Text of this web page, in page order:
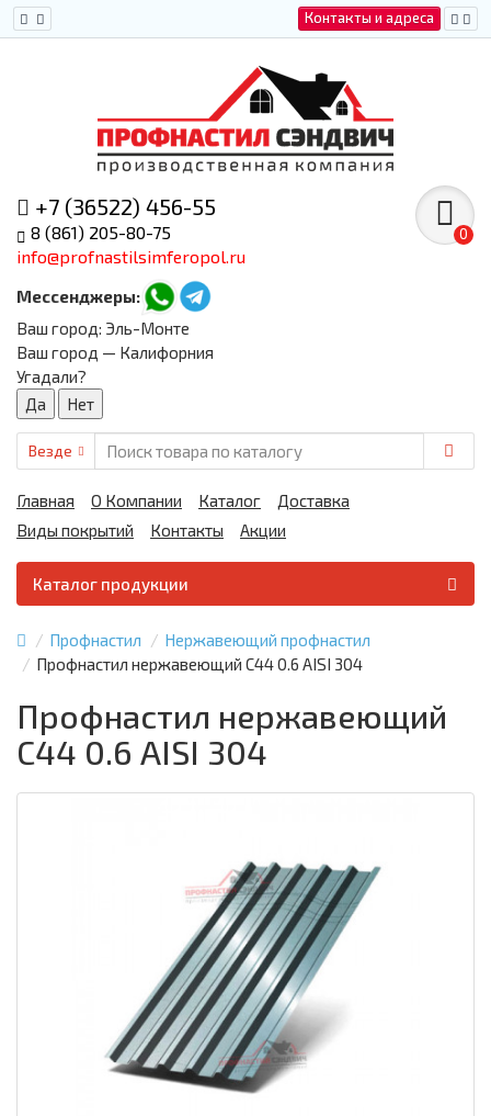
Контакты и адреса
+7 (36522) 456-55
8 (861) 205-80-75
info@profnastilsimferopol.ru
Мессенджеры:
0
Ваш город: Эль-Монте
Ваш город — Калифорния
Угадали?
Везде
Главная О Компании Каталог
Доставка
Виды покрытий
Контакты Акции
Каталог продукции
Профнастил
Нержавеющий профнастил
Профнастил нержавеющий С44 0.6 AISI 304
Профнастил нержавеющий
С44 0.6 AISI 304